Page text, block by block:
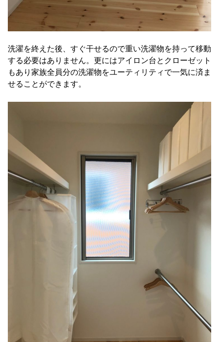
洗濯を終えた後、すぐ干せるので重い洗濯物を持って移動
する必要はありません。更にはアイロン台とクローゼット
もあり家族全員分の洗濯物をユーティリティで一気に済ま
せることができます。